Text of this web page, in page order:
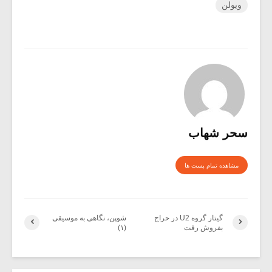
ویولن
سحر شهاب
مشاهده تمام پست ها
شوپن، نگاهی به موسیقی
(۱)
گیتار گروه U2 در حراج
بفروش رفت